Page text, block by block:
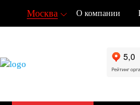
Москва О компании
Подбор